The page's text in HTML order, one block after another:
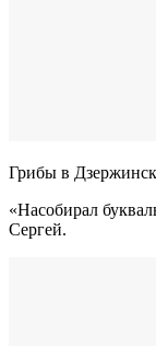
Грибы в
«Насобирал
Сергей.